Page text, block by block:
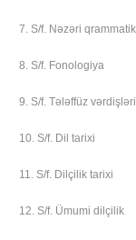
7. S/f. Nəzəri
8. S/f.
9. S/f. Tələffüz
10. S/f. Dil
11. S/f. Dilçilik
12. S/f. Ümumi